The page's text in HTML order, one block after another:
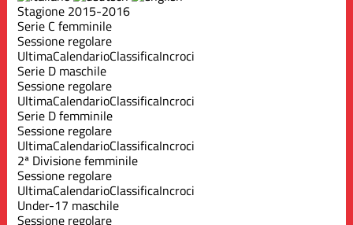
Stagione 2015-2016
Serie C femminile
Sessione regolare
UltimaCalendarioClassificaIncroci
Serie D maschile
Sessione regolare
UltimaCalendarioClassificaIncroci
Serie D femminile
Sessione regolare
UltimaCalendarioClassificaIncroci
2ª Divisione femminile
Sessione regolare
UltimaCalendarioClassificaIncroci
Under-17 maschile
Sessione regolare